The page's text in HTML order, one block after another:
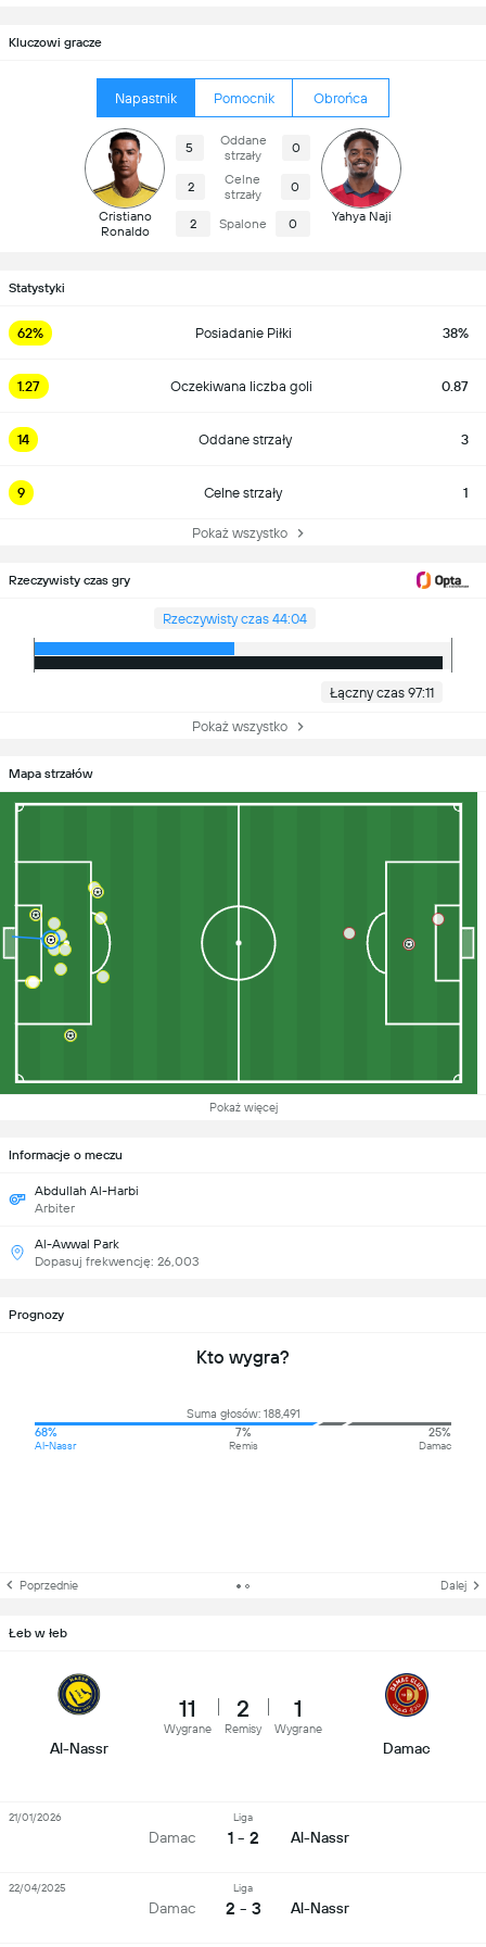
Kluczowi gracze
Napastnik Pomocnik Obrońca
Cristiano
Ronaldo
5
Oddane
strzały
0
2
Celne
strzały
0
2 Spalone 0 Yahya Naji
Statystyki
62% Posiadanie Piłki 38%
1.27 Oczekiwana liczba goli 0.87
14 Oddane strzały 3
9 Celne strzały 1
Pokaż wszystko
Rzeczywisty czas gry
Rzeczywisty czas 44:04
Łączny czas 97:11
Pokaż wszystko
Mapa strzałów
Pokaż więcej
Informacje o meczu
Abdullah Al-Harbi
Arbiter
Al-Awwal Park
Dopasuj frekwencję: 26,003
Prognozy
Kto wygra?
Suma głosów: 188,491
68%
Al-Nassr
7%
Remis
25%
Damac
Poprzednie Dalej
Łeb w łeb
Al-Nassr
11
Wygrane
2
Remisy
1
Wygrane
Damac
Damac
Liga
1 - 2 Al-Nassr
21/01/2026
Damac
Liga
2 - 3 Al-Nassr
22/04/2025